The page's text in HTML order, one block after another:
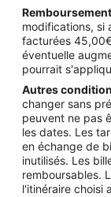
modifications, si
facturées
éventuelle
pourrait
Autres
changer sans
peuvent ne pas
les dates. Les
en échange de
inutilisés. Les
remboursables.
l'itinéraire choisi